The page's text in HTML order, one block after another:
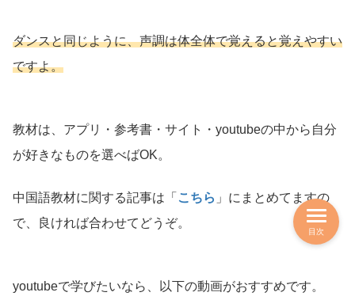
ダンスと同じように、声調は体全体で覚えると覚えやすい
ですよ。
教材は、アプリ・参考書・サイト・youtubeの中から自分
が好きなものを選べばOK。
中国語教材に関する記事は「 こちら 」にまとめてますの
で、良ければ合わせてどうぞ。
youtubeで学びたいなら、以下の動画がおすすめです。
目次